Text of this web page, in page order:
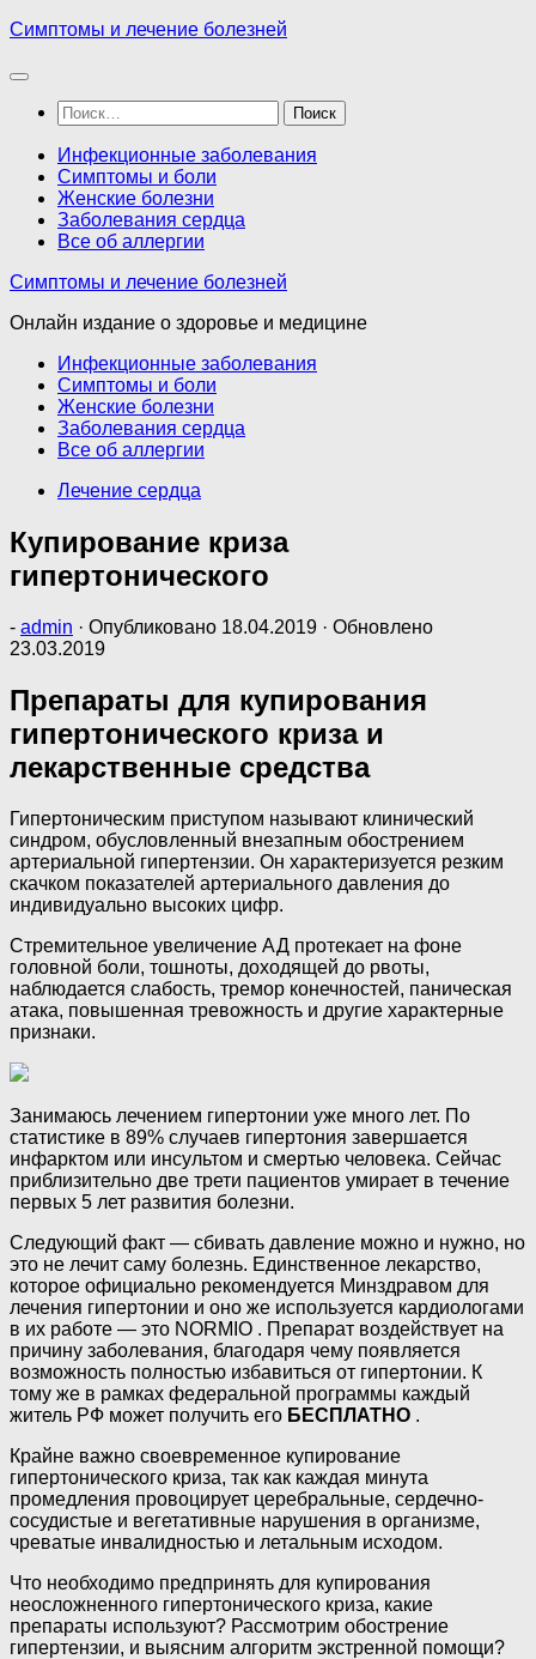
Перейти
содержимому
Симптомы и лечение болезней
Найти:
Инфекционные заболевания
Симптомы и боли
Женские болезни
Заболевания сердца
Все об аллергии
Симптомы и лечение болезней
Онлайн издание о здоровье и медицине
Инфекционные заболевания
Симптомы и боли
Женские болезни
Заболевания сердца
Все об аллергии
Лечение сердца
Купирование криза
гипертонического
- admin · Опубликовано 18.04.2019 · Обновлено
23.03.2019
Препараты для купирования
гипертонического криза и
лекарственные средства
Гипертоническим приступом называют клинический
синдром, обусловленный внезапным обострением
артериальной гипертензии. Он характеризуется резким
скачком показателей артериального давления до
индивидуально высоких цифр.
Стремительное увеличение АД протекает на фоне
головной боли, тошноты, доходящей до рвоты,
наблюдается слабость, тремор конечностей, паническая
атака, повышенная тревожность и другие характерные
признаки.
Занимаюсь лечением гипертонии уже много лет. По
статистике в 89% случаев гипертония завершается
инфарктом или инсультом и смертью человека. Сейчас
приблизительно две трети пациентов умирает в течение
первых 5 лет развития болезни.
Следующий факт — сбивать давление можно и нужно, но
это не лечит саму болезнь. Единственное лекарство,
которое официально рекомендуется Минздравом для
лечения гипертонии и оно же используется кардиологами
в их работе — это NORMIO . Препарат воздействует на
причину заболевания, благодаря чему появляется
возможность полностью избавиться от гипертонии. К
тому же в рамках федеральной программы каждый
житель РФ может получить его БЕСПЛАТНО .
Крайне важно своевременное купирование
гипертонического криза, так как каждая минута
промедления провоцирует церебральные, сердечно-
сосудистые и вегетативные нарушения в организме,
чреватые инвалидностью и летальным исходом.
Что необходимо предпринять для купирования
неосложненного гипертонического криза, какие
препараты используют? Рассмотрим обострение
гипертензии, и выясним алгоритм экстренной помощи?